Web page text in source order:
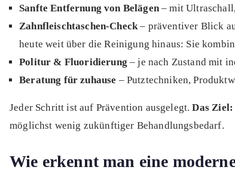
Sanfte Entfernung von Belägen– mit
Zahnfleischtaschen-Check – präventiver Blick
heute weit über die Reinigung hinaus: Sie
Politur & Fluoridierung – je nach Zustand mit
Beratung für zuhause – Putztechniken,
Jeder Schritt ist auf Prävention ausgelegt.Das Ziel:
möglichst wenig zukünftiger Behandlungsbedarf.
Wie erkennt man eine